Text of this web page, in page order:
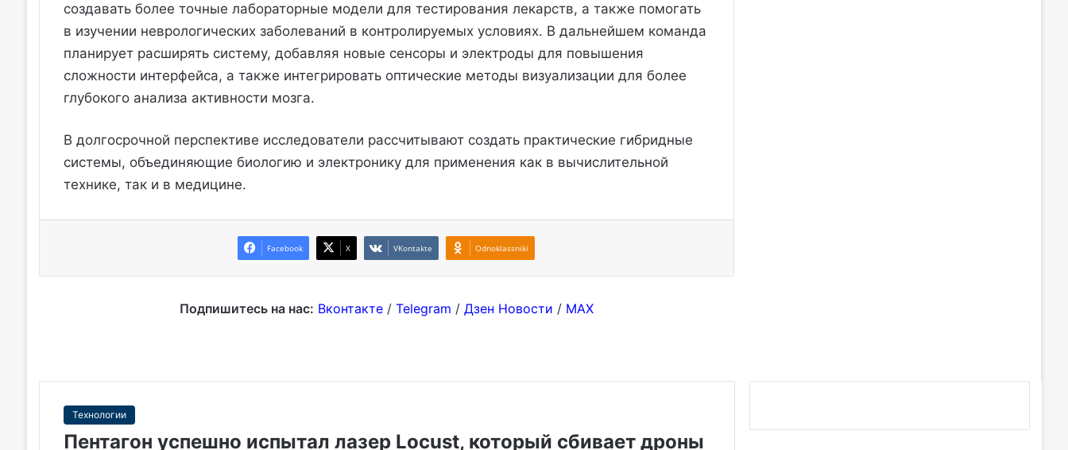
создавать более точные лабораторные модели для тестирования лекарств, а также помогать
в изучении неврологических заболеваний в контролируемых условиях. В дальнейшем команда
планирует расширять систему, добавляя новые сенсоры и электроды для повышения
сложности интерфейса, а также интегрировать оптические методы визуализации для более
глубокого анализа активности мозга.
В долгосрочной перспективе исследователи рассчитывают создать практические гибридные
системы, объединяющие биологию и электронику для применения как в вычислительной
технике, так и в медицине.
Facebook X VKontakte Odnoklassniki
Подпишитесь на нас: Вконтакте/ Telegram / Дзен Новости / MAX